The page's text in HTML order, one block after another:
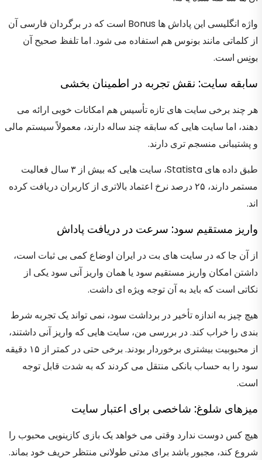
واژه انگلیسی این پاداش ها Bonus است که در برگردان فارسی آن
از کلماتی مانند بونوس هم استفاده می شود. اما تلفظ صحیح آن
بونِس است.
سابقه سایت: نقش تجربه در اطمینان بخشی
هر چند برخی سایت های تازه تأسیس هم امکانات خوبی ارائه می
دهند، اما سایت هایی که سابقه چند ساله دارند، معمولاً سیستم مالی
و پشتیبانی منسجم تری دارند.
طبق داده های Statista، سایت هایی که بیش از ۳ سال فعالیت
مستمر دارند، ۲۵ درصد نرخ اعتماد بالاتری از کاربران دریافت کرده
اند.
واریز مستقیم سود: سرعت در دریافت پاداش
از آن جا که در سایت های بت در ایران اوضاع کمی بی ثبات است،
داشتن امکان واریز مستقیم سود یا همان واریز آنی سود یکی از
نکاتی است که باید به آن توجه ویژه ای داشت.
هیچ چیز به اندازه تأخیر در برداشت سود، نمی تواند یک تجربه شرط
بندی را خراب کند. در بررسی من، سایت هایی که واریز آنی داشتند،
از محبوبیت بیشتری برخوردار بودند. برخی حتی در کمتر از ۱۵ دقیقه
سود را به حساب بانکی منتقل می کردند که به شدت قابل توجه
است.
میزهای شلوغ: شاخصی برای اعتبار سایت
هیچ کس دوست ندارد وقتی می خواهد یک بازی کازینویی محبوب را
شروع کند، مجبور باشد برای مدتی طولانی منتظر حریف خود بماند.